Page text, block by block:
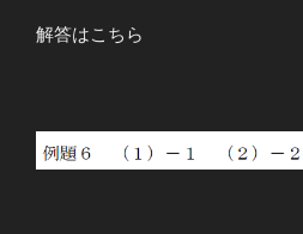
解答はこちら